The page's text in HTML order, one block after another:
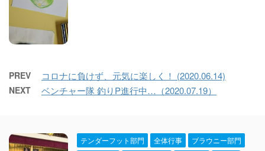
PREV コロナに負けず、元気に楽しく！ (2020.06.14)
NEXT ベンチャー隊 釣りP進行中…（2020.07.19）
テンダーフット部門 全体行事
ブラウニー部門